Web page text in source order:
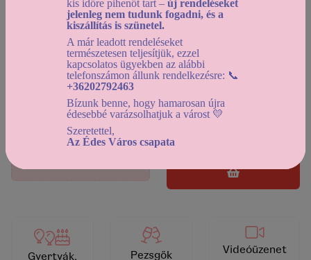
Helyszíni átvétel:
2026-08-13 12:30-tól
Házhozszállítás:
2026-08-13 12:30-tól
Használd a dátumszűrőt
, az elérhető kínálat
megtekintéséhez!
Gyertyák,
Pezsgők
Videóüzenet
kis időre pihenőt tart – új rendeléseket
jelenleg nem tudunk fogadni, és a
kiszállítás is szünetel.
A már leadott rendeléseket
természetesen teljesítjük, ezzel
kapcsolatos ügyekben az alábbi
telefonszámon állunk rendelkezésre: 📞
+36202792463
Bízunk benne, hogy hamarosan újra
édesebbé varázsolhatjuk a várost 💛
Szeretettel,
Az Édes Város csapata